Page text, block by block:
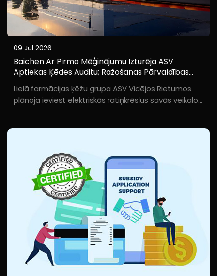
09 Jul 2026
Baichen Ar Pirmo Mēģinājumu Izturēja ASV
Aptiekas Ķēdes Auditu; Ražošanas Pārvaldības
Lielā farmācijas ķēžu grupa ASV Vidējos Rietumos
plānoja ieviest elektriskās ratiņkrēslus savās veikalos.